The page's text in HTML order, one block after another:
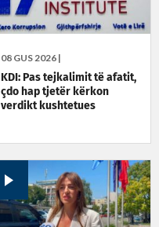
08 GUS 2026 |
KDI: Pas tejkalimit të afatit,
çdo hap tjetër kërkon
verdikt kushtetues